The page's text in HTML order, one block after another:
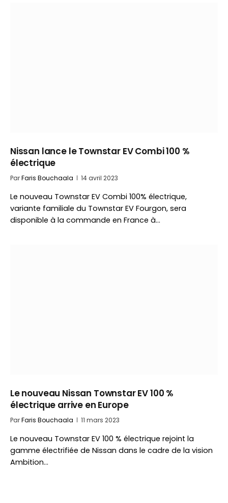
Nissan lance le Townstar EV Combi 100 %
électrique
ParFaris Bouchaala 14 avril 2023
Le nouveau Townstar EV Combi 100% électrique,
variante familiale du Townstar EV Fourgon, sera
disponible à la commande en France à…
Le nouveau Nissan Townstar EV 100 %
électrique arrive en Europe
ParFaris Bouchaala 11 mars 2023
Le nouveau Townstar EV 100 % électrique rejoint la
gamme électrifiée de Nissan dans le cadre de la vision
Ambition…